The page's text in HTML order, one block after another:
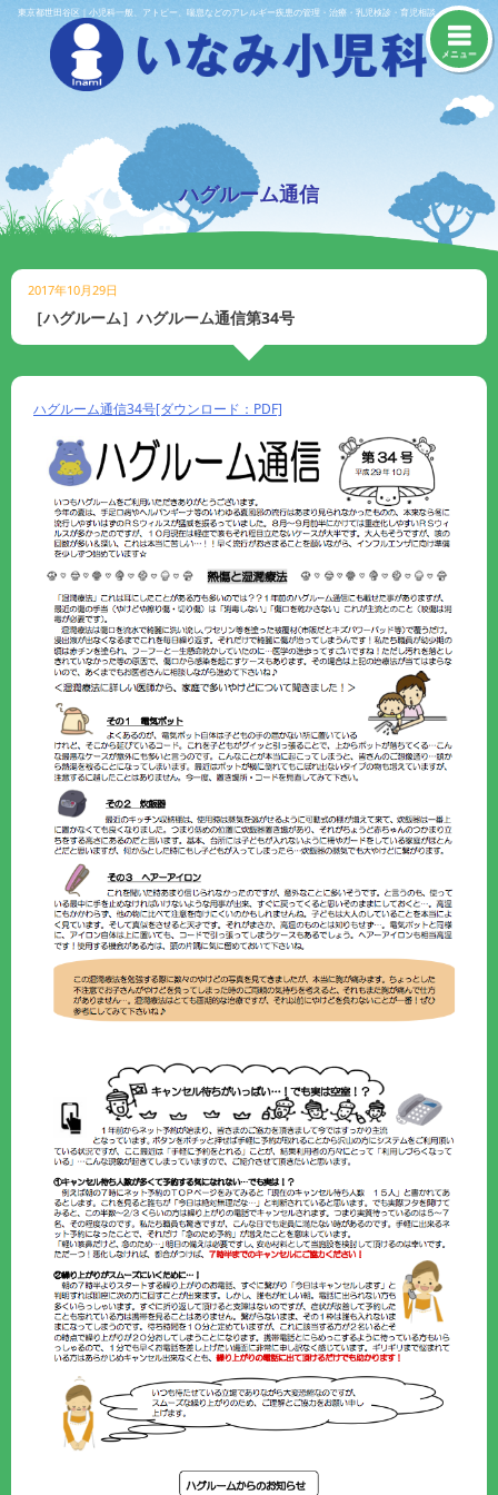
Skip東京都世田谷区｜小児科一般、アトピー、喘息などのアレルギー疾患の管理・治療・乳児検診・育児相談・予防接種
メニュー
ハグルーム通信
2017年10月29日
［ハグルーム］ハグルーム通信第34号
ハグルーム通信34号[ダウンロード：PDF]